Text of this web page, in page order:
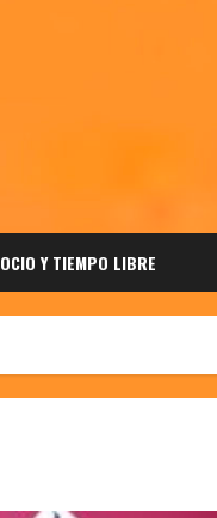
OCIO Y TIEMPO LIBRE